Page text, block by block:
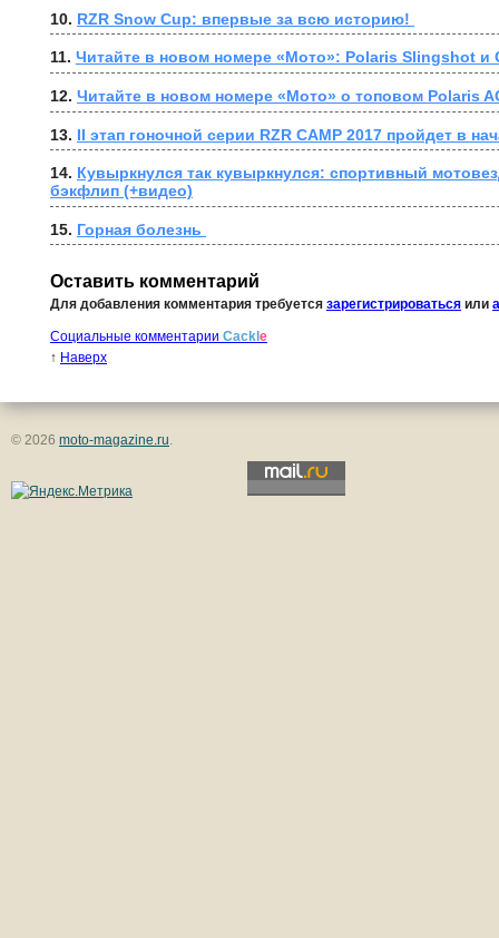
10. RZR Snow Cup: впервые за всю историю!
11. Читайте в новом номере «Мото»: Polaris Slingshot и
12. Читайте в новом номере «Мото» о топовом Polaris
13. II этап гоночной серии RZR CAMP 2017 пройдет в
14. Кувыркнулся так кувыркнулся: спортивный
бэкфлип (+видео)
15. Горная болезнь
Оставить комментарий
Для добавления комментария требуется зарегистрироваться или
Социальные комментарии Cackle
↑ Наверх
© 2026 moto-magazine.ru